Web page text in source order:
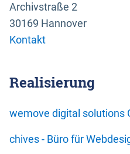
Archivstraße 2
30169 Hannover
Kontakt
Realisierung
wemove digital solutions
chives - Büro für